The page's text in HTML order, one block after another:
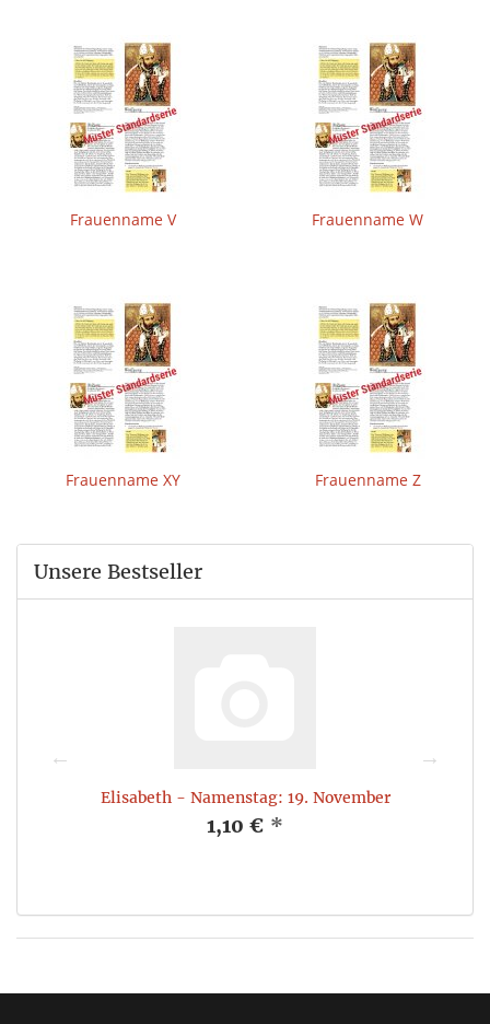
Frauenname V Frauenname W
Frauenname XY Frauenname Z
Unsere Bestseller
Elisabeth - Namenstag: 19. November
1,10 € *